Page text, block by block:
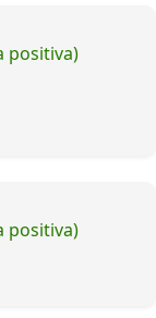
positiva)
positiva)